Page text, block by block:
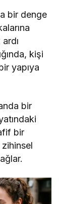
bir denge
kişi
yapıya
bir
bir